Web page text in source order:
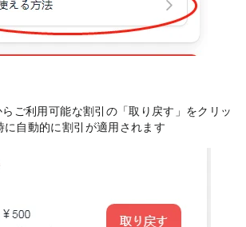
ご利用可能な割引の「取り戻す」をクリッ
に自動的に割引が適用されます